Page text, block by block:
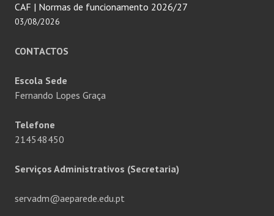
CAF | Normas de funcionamento 2026/27
03/08/2026
CONTACTOS
Escola Sede
Fernando Lopes Graça
Telefone
214548450
Serviços Administrativos (Secretaria)
servadm@aeparede.edu.pt